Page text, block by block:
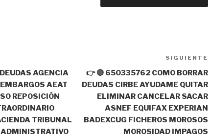
AGENCIA
AEAT
REPOSICIÓN
TRIBUNAL
ADMINISTRATIVO
SIGUIENTE
👉 🔴 650335762 COMO BORRAR
DEUDAS CIRBE AYUDAME QUITAR
ELIMINAR CANCELAR SACAR
ASNEF EQUIFAX EXPERIAN
BADEXCUG FICHEROS MOROSOS
MOROSIDAD IMPAGOS